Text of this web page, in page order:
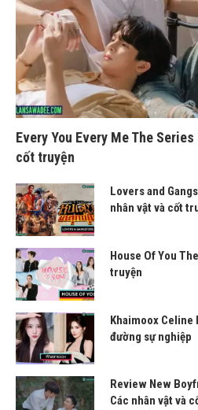
Every You Every Me The
cốt truyện
Lovers and
nhân vật và cốt
House Of You
truyện
Khaimoox Celine
đường sự nghiệp
Review New
Các nhân vật và